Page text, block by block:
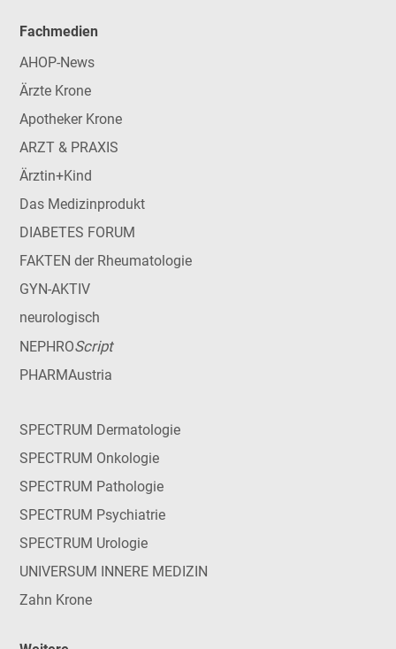
Fachmedien
AHOP-News
Ärzte Krone
Apotheker Krone
ARZT & PRAXIS
Ärztin+Kind
Das Medizinprodukt
DIABETES FORUM
FAKTEN der Rheumatologie
GYN-AKTIV
neurologisch
NEPHROScript
PHARMAustria
SPECTRUM Dermatologie
SPECTRUM Onkologie
SPECTRUM Pathologie
SPECTRUM Psychiatrie
SPECTRUM Urologie
UNIVERSUM INNERE MEDIZIN
Zahn Krone